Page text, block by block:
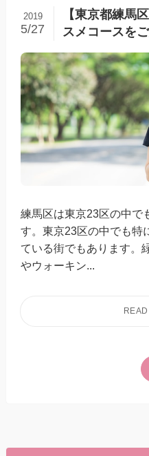
【東京都練馬
スメコースをご
2019
5/27
練馬区は東京23区の中で
す。東京23区の中でも特
ている街でもあります。
やウォーキン...